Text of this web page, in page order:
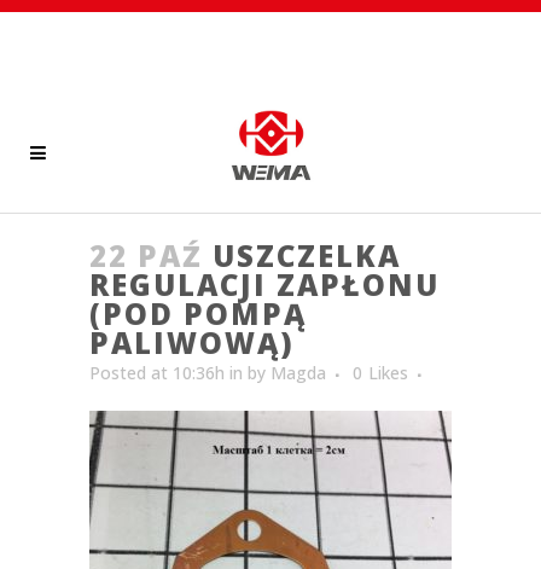
22 PAŹ USZCZELKA
REGULACJI ZAPŁONU
(POD POMPĄ
PALIWOWĄ)
Posted at 10:36h in by Magda 0 Likes